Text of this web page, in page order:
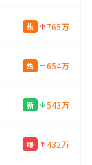
热 765万
热 654万
新 543万
爆 432万